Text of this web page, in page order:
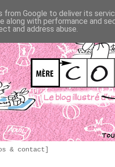
& contact]
from Google to deliver its
along with performance and
and address abuse.